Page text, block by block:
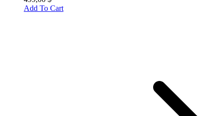
Add To Cart